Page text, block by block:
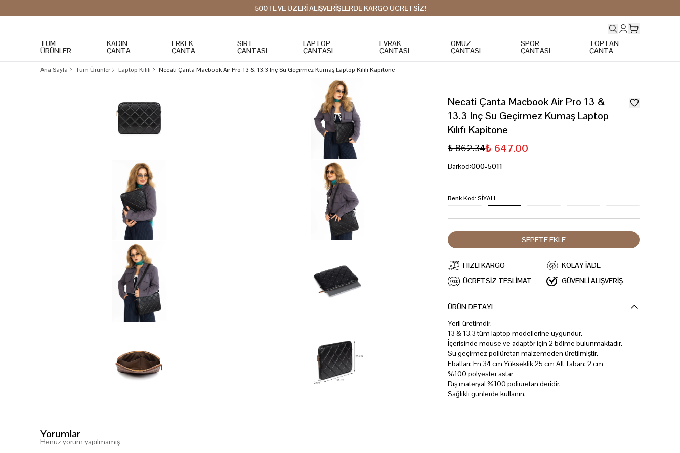
500TL VE ÜZERİ ALIŞVERİŞLERDE KARGO ÜCRETSİZ!
TÜM
ÜRÜNLER
KADIN
ÇANTA
ERKEK
ÇANTA
SIRT
ÇANTASI
LAPTOP
ÇANTASI
EVRAK
ÇANTASI
OMUZ
ÇANTASI
SPOR
ÇANTASI
TOPTAN
ÇANTA
Ana Sayfa Tüm Ürünler Laptop Kılıfı Necati Çanta Macbook Air Pro 13 & 13.3 Inç Su Geçirmez Kumaş Laptop Kılıfı Kapitone
Necati Çanta Macbook Air Pro 13 &
13.3 Inç Su Geçirmez Kumaş Laptop
Kılıfı Kapitone
₺ 862.34₺ 647.00
Barkod:000-5011
Renk Kod:SİYAH
SEPETE EKLE
HIZLI KARGO
KOLAY İADE
ÜCRETSİZ TESLİMAT
GÜVENLİ ALIŞVERİŞ
ÜRÜN DETAYI
Yerli üretimdir.
13 & 13.3 tüm laptop modellerine uygundur.
İçerisinde mouse ve adaptör için 2 bölme bulunmaktadır.
Su geçirmez poliüretan malzemeden üretilmiştir.
Ebatları: En 34 cm Yükseklik 25 cm Alt Taban: 2 cm
%100 polyester astar
Dış materyal %100 poliüretan deridir.
Sağlıklı günlerde kullanın.
Yorumlar
Henüz yorum yapılmamış